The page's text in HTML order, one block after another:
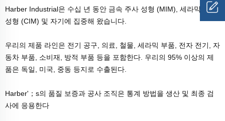
Harber Industrial은 수십 년 동안 금속 주사 성형 (MIM), 세라믹 주사
성형 (CIM) 및 자기에 집중해 왔습니다.
우리의 제품 라인은 전기 공구, 의료, 철물, 세라믹 부품, 전자 전기, 자
동차 부품, 소비재, 방적 부품 등을 포함한다. 우리의 95% 이상의 제
품은 독일, 미국, 중동 등지로 수출된다.
Harber'；s의 품질 보증과 공사 조직은 통계 방법을 생산 및 최종 검
사에 응용한다